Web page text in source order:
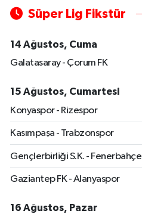
Süper Lig Fikstür
14 Ağustos, Cuma
Galatasaray - Çorum FK
15 Ağustos, Cumartesi
Konyaspor - Rizespor
Kasımpaşa - Trabzonspor
Gençlerbirliği S.K. - Fenerbahçe
Gaziantep FK - Alanyaspor
16 Ağustos, Pazar